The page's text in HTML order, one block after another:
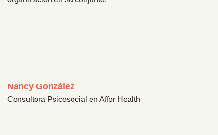
Nancy González
Consultora Psicosocial en Affor Health